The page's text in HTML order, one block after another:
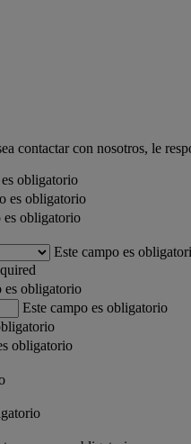
contactar con nosotros, le
obligatorio
es obligatorio
es obligatorio
Este campo es
es obligatorio
Este campo es obligatorio
obligatorio